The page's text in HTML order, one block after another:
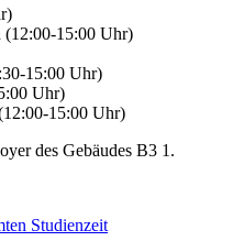
(12:00-15:00 Uhr)
15:00 Uhr)
Uhr)
15:00 Uhr)
des Gebäudes B3 1.
Studienzeit